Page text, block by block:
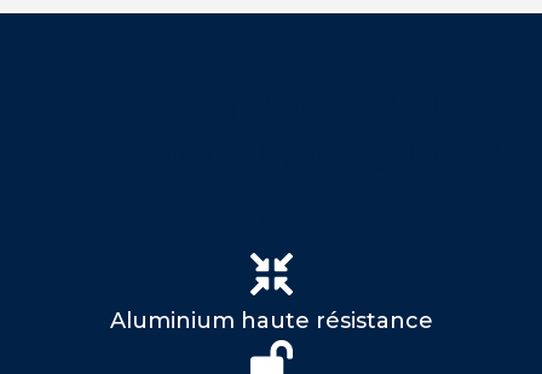
Aluminium haute résistance